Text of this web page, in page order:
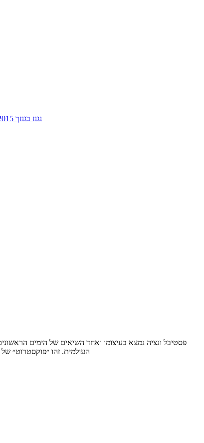
נגנז בגנזך 16.07.2015: פלוטו, אספנית ספרי אוכל, האביב הכורדי, בית ספר לשותים מתחילים ועוד ועוד - ניימן
העולמית. זהו ״פוקסטרוט״